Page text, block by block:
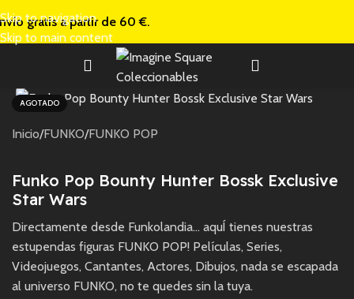
Skip to navigation
Skip to main content
gratis apartir de 60 €.
AGOTADO
Inicio/FUNKO/FUNKO POP
Funko Pop Bounty Hunter Bossk Exclusive
Star Wars
Directamente desde Funkolandia… aquÍ tienes nuestras
estupendas figuras FUNKO POP! Películas, Series,
Videojuegos, Cantantes, Actores, Dibujos, nada se escapada
al universo FUNKO, no te quedes sin la tuya.